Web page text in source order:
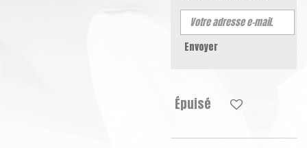
Envoyer
Épuisé